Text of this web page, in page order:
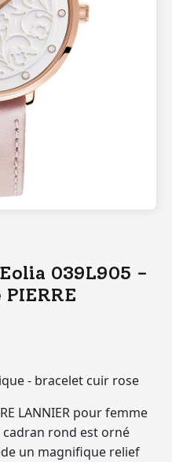
039L905 -
- bracelet cuir rose
LANNIER pour femme
rond est orné
un magnifique relief